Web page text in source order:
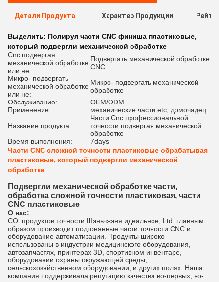
Детали Продукта Характер Продукции
Выделить: Полируя части CNC финиша пластиковые,
который подвергли механической обработке
Cnc подвергая
механической обработке
или не:
Подвергать механической обработке
CNC
Микро- подвергать
механической обработке
или не:
Микро- подвергать механической
обработке
Обслуживание:
OEM/ODM
Применение:
механические части etc, домочадец
Название продукта:
Части Cnc профессиональной
точности подвергая механической
обработке
Время выполнения:
7days
Части CNC сложной точности пластиковые обрабатывая
пластиковые, который подвергли механической
обработке
Подвергли механической обработке части,
обработка сложной точности пластиковая, части
CNC пластиковые
О нас:
CO. продуктов точности Шэньчжэня идеальное, Ltd. главным
образом производит подгонянные части точности CNC и
оборудование автоматизации. Продукты широко
использованы в индустрии медицинского оборудования,
автозапчастях, принтерах 3D, спортивном инвентаре,
оборудовании охраны окружающей среды,
сельскохозяйственном оборудовании, и других полях. Наша
компания поддерживала репутацию качества во-первых, во-